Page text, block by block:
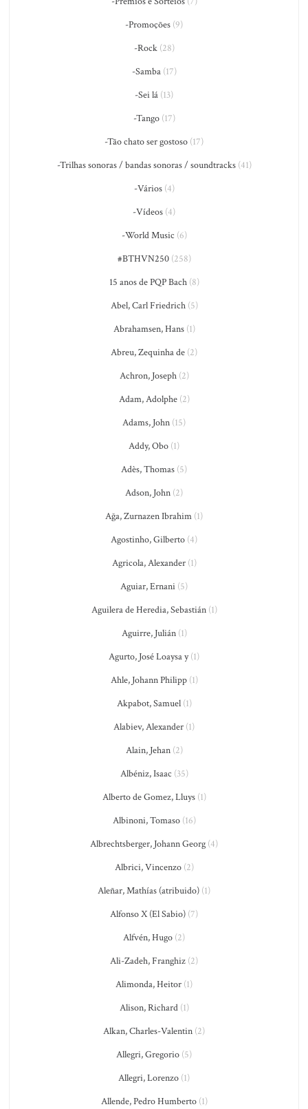
-Promoções (9)
-Rock(28)
-Samba(17)
-Sei lá (13)
-Tango(17)
-Tão chato ser gostoso (17)
-Trilhas sonoras / bandas sonoras / soundtracks(41)
-Vários(4)
-Vídeos (4)
-World Music (6)
#BTHVN250(258)
15 anos de PQP Bach(8)
Abel, Carl Friedrich(5)
Abrahamsen, Hans(1)
Abreu, Zequinha de (2)
Achron, Joseph(2)
Adam, Adolphe(2)
Adams, John (15)
Addy, Obo (1)
Adès, Thomas (5)
Adson, John (2)
Ağa, Zurnazen Ibrahim (1)
Agostinho, Gilberto (4)
Agricola, Alexander(1)
Aguiar, Ernani (5)
Aguilera de Heredia, Sebastián(1)
Aguirre, Julián(1)
Agurto, José Loaysa y(1)
Ahle, Johann Philipp(1)
Akpabot, Samuel(1)
Alabiev, Alexander (1)
Alain, Jehan(2)
Albéniz, Isaac (35)
Alberto de Gomez, Lluys(1)
Albinoni, Tomaso(16)
Albrechtsberger, Johann Georg (4)
Albrici, Vincenzo(2)
Aleñar, Mathías (atribuido) (1)
Alfonso X (El Sabio) (7)
Alfvén, Hugo (2)
Ali-Zadeh, Franghiz (2)
Alimonda, Heitor (1)
Alison, Richard(1)
Alkan, Charles-Valentin (2)
Allegri, Gregorio (5)
Allegri, Lorenzo (1)
Allende, Pedro Humberto(1)